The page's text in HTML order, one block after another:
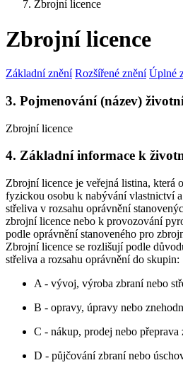
Zbrojní licence
Zbrojní licence
Základní znění Rozšířené znění Úplné
3. Pojmenování (název)
Zbrojní licence
4. Základní informace k
Zbrojní licence je veřejná listina, která
fyzickou osobu k nabývání vlastnictví
střeliva v rozsahu oprávnění
zbrojní licence nebo k provozování
podle oprávnění stanoveného pro
Zbrojní licence se rozlišují podle
střeliva a rozsahu oprávnění do skupin:
A - vývoj, výroba zbraní nebo
B - opravy, úpravy nebo
C - nákup, prodej nebo přeprava
D - půjčování zbraní nebo